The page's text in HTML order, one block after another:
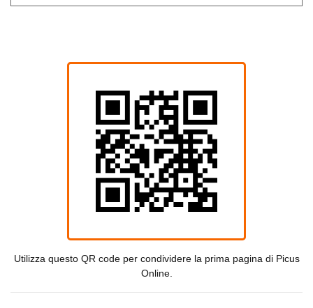
Utilizza questo QR code per condividere la prima pagina di Picus
Online.